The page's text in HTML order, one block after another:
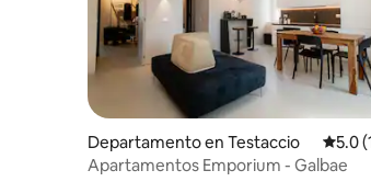
Departamento en Testaccio
5.0
Apartamentos Emporium - Galbae